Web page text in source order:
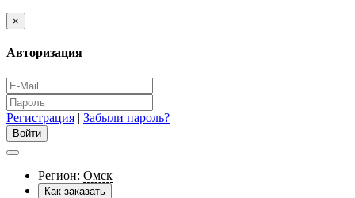
×
Авторизация
Регистрация | Забыли пароль?
Регион: Омск
Как заказать